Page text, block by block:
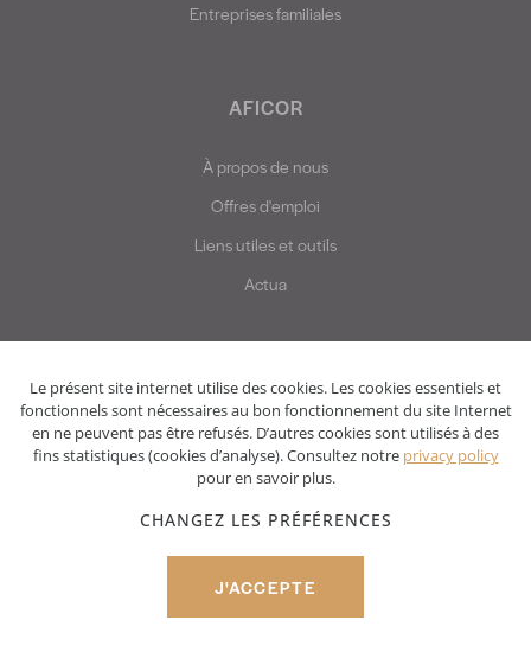
Entreprises familiales
AFICOR
À propos de nous
Offres d'emploi
Liens utiles et outils
Actua
Privacy policy
Disclaimer
© Two Impress 2022
Le présent site internet utilise des cookies. Les cookies essentiels et
fonctionnels sont nécessaires au bon fonctionnement du site Internet
en ne peuvent pas être refusés. D’autres cookies sont utilisés à des
fins statistiques (cookies d’analyse). Consultez notre privacy policy
pour en savoir plus.
CHANGEZ LES PRÉFÉRENCES
J'ACCEPTE